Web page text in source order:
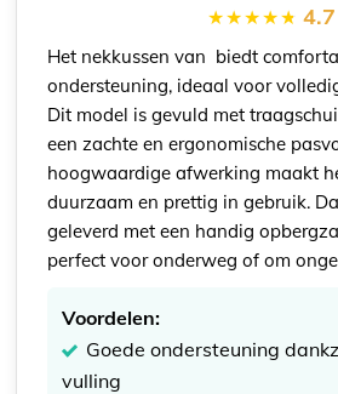
4.7
Het nekkussen van biedt
ondersteuning, ideaal voor
Dit model is gevuld met
een zachte en ergonomische
hoogwaardige afwerking maakt
duurzaam en prettig in gebruik.
geleverd met een handig
perfect voor onderweg of om
Voordelen:
Goede ondersteuning
vulling